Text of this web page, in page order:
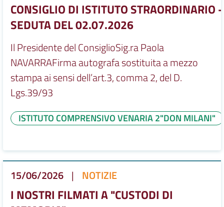
CONSIGLIO DI ISTITUTO STRAORDINARIO -
SEDUTA DEL 02.07.2026
Il Presidente del ConsiglioSig.ra Paola
NAVARRAFirma autografa sostituita a mezzo
stampa ai sensi dell’art.3, comma 2, del D.
Lgs.39/93
ISTITUTO COMPRENSIVO VENARIA 2"DON MILANI"
15/06/2026 | NOTIZIE
I NOSTRI FILMATI A "CUSTODI DI